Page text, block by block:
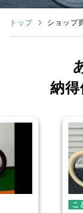
トップ ショップ
納